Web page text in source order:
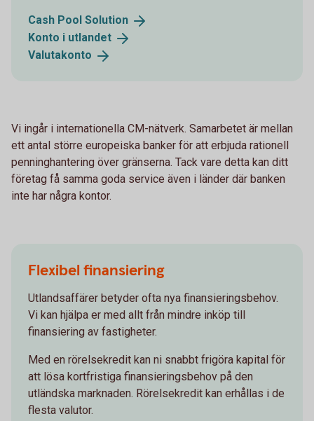
Cash Pool Solution
Konto i utlandet
Valutakonto
Vi ingår i internationella CM-nätverk. Samarbetet är mellan
ett antal större europeiska banker för att erbjuda rationell
penninghantering över gränserna. Tack vare detta kan ditt
företag få samma goda service även i länder där banken
inte har några kontor.
Flexibel finansiering
Utlandsaffärer betyder ofta nya finansieringsbehov.
Vi kan hjälpa er med allt från mindre inköp till
finansiering av fastigheter.
Med en rörelsekredit kan ni snabbt frigöra kapital för
att lösa kortfristiga finansieringsbehov på den
utländska marknaden. Rörelsekredit kan erhållas i de
flesta valutor.